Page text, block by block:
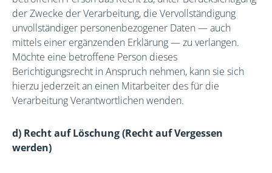
der Zwecke der Verarbeitung, die Vervollständigung
unvollständiger personenbezogener Daten — auch
mittels einer ergänzenden Erklärung — zu verlangen.
Möchte eine betroffene Person dieses
Berichtigungsrecht in Anspruch nehmen, kann sie sich
hierzu jederzeit an einen Mitarbeiter des für die
Verarbeitung Verantwortlichen wenden.
d) Recht auf Löschung (Recht auf Vergessen
werden)